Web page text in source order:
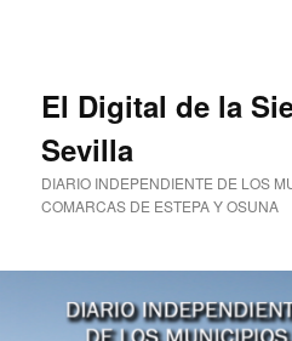
El Digital de la
Sevilla
DIARIO INDEPENDIENTE DE LOS
COMARCAS DE ESTEPA Y OSUNA